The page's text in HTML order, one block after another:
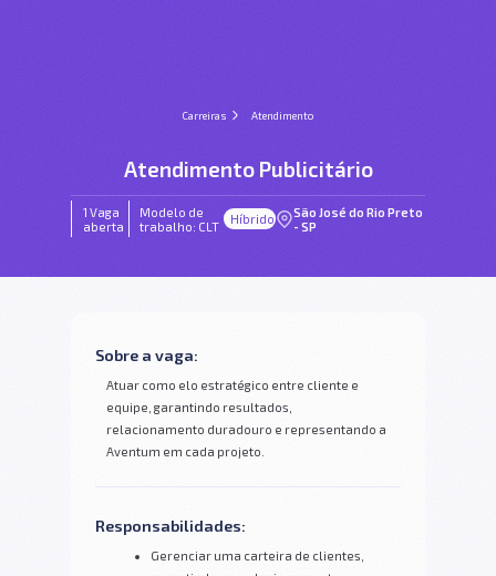
Carreiras Atendimento
Atendimento Publicitário
1 Vaga
aberta
Modelo de
trabalho: CLT
Híbrido
São José do Rio Preto
- SP
Sobre a vaga:
Atuar como elo estratégico entre cliente e
equipe, garantindo resultados,
relacionamento duradouro e representando a
Aventum em cada projeto.
Responsabilidades:
Gerenciar uma carteira de clientes,